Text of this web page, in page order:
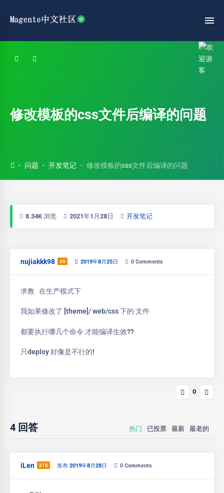
修改模板的css文件后编译的问题
问题 开发笔记 修改模板的css文件后编译的问题
8.34K 浏览 2021年1月28日 开发笔记
nujiakkk98 36 2019年8月25日 0 Comments
求教 在生产模式下
我如果修改了 [theme]/ web/css 下的 文件
都要执行哪几个命令 才能编译生效??
只deploy 好像是不行的!
0
4 回答 热门 已投票 最新 最老的
iLen 216 发布 2019年8月28日 0 Comments